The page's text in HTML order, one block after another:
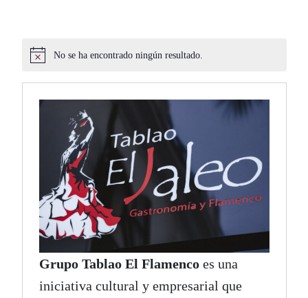
Aviso
No se ha encontrado ningún resultado.
Grupo Tablao El Flamencoes una
iniciativa cultural y empresarial que